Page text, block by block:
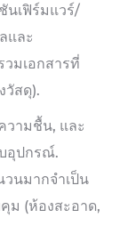
นเฟิร์มแวร์/
และ
วมเอกสารที่
วัสดุ).
ามชื้น, และ
อุปกรณ์.
นมากจำเป็น
ม (ห้องสะอาด,